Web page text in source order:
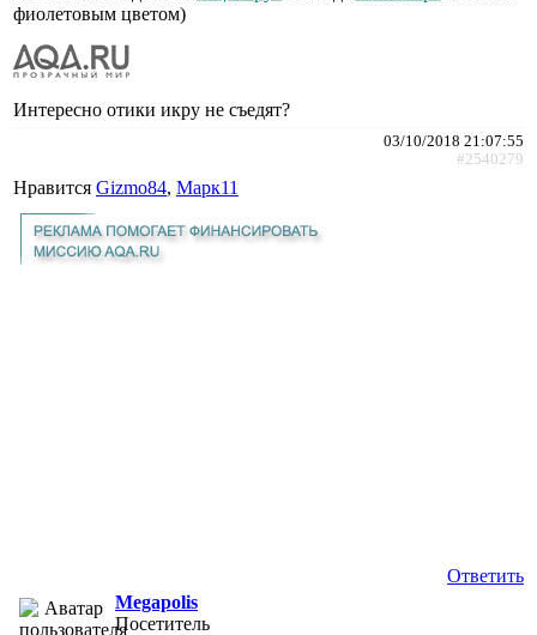
фиолетовым цветом)
Интересно отики икру не съедят?
03/10/2018 21:07:55
#2540279
Нравится Gizmo84, Марк11
Ответить
Megapolis
Посетитель